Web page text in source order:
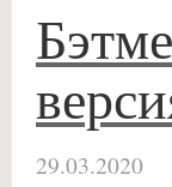
29.03.2020